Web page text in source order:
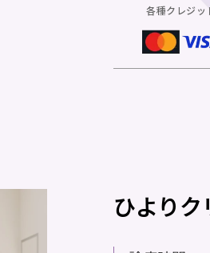
各種クレジッ
ひよりク